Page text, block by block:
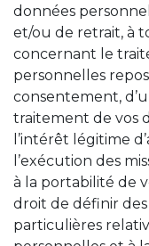
données
et/ou de retrait, à
concernant le
personnelles
consentement,
traitement de vos
l’intérêt légitime
l’exécution des
à la portabilité de
droit de définir
particulières